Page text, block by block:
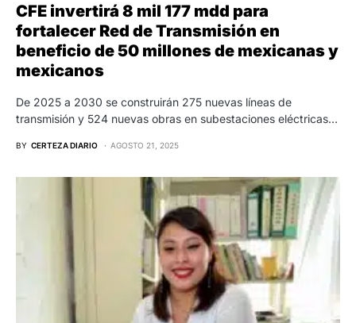
CFE invertirá 8 mil 177 mdd para
fortalecer Red de Transmisión en
beneficio de 50 millones de mexicanas y
mexicanos
De 2025 a 2030 se construirán 275 nuevas líneas de
transmisión y 524 nuevas obras en subestaciones eléctricas…
BY CERTEZA DIARIO AGOSTO 21, 2025